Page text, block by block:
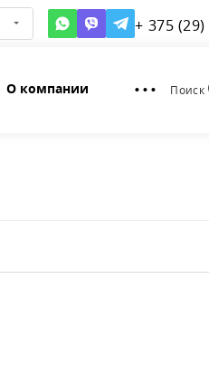
+ 375 (29)
О компании • • • Поиск